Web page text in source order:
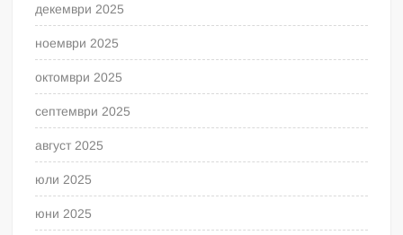
декември 2025
ноември 2025
октомври 2025
септември 2025
август 2025
юли 2025
юни 2025